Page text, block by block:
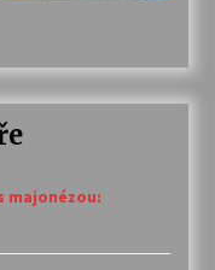
majonézou: